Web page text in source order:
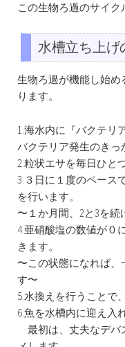
この生物ろ過のサイク
水槽立ち上げ
生物ろ過が機能し始
ります。
1.海水内に『バクテリ
バクテリア発生のきっ
2.粒状エサを毎日ひと
3.３日に１度のペース
を行います。
〜１か月間、2と3を続
4.亜硝酸塩の数値が０
きます。
〜この状態になれば、
す〜
5.水換えを行うことで
6.魚を水槽内に迎え入
最初は、丈夫なデバ